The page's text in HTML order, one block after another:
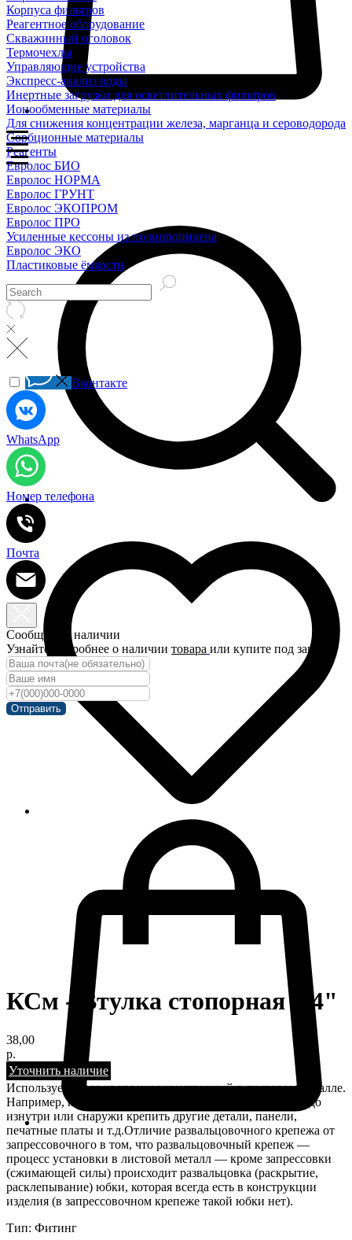
Корпуса фильтров
Реагентное оборудование
Скважинный оголовок
Термочехлы
Управляющие устройства
Экспресс-анализ воды
Инертные загрузки для осветлительных фильтров
Ионообменные материалы
Для снижения концентрации железа, марганца и сероводорода
Сорбционные материалы
Реагенты
Евролос БИО
Евролос НОРМА
Евролос ГРУНТ
Евролос ЭКОПРОМ
Евролос ПРО
Усиленные кессоны из полипропилена
Евролос ЭКО
Пластиковые ёмкости
Вконтакте
WhatsApp
Номер телефона
Почта
Сообщить о наличии
Узнайте подробнее о наличии товара или купите под заказ!
Отправить
КСм - Втулка стопорная 1/4"
38,00
р.
Уточнить наличие
Используется для крепления конструкций в листовом металле.
Например, корпуса любого оборудования, к которым надо
изнутри или снаружи крепить другие детали, панели,
печатные платы и т.д.Отличие развальцовочного крепежа от
запрессовочного в том, что развальцовочный крепеж —
процесс установки в листовой металл — кроме запрессовки
(сжимающей силы) происходит развальцовка (раскрытие,
расклепывание) юбки, которая всегда есть в конструкции
изделия (в запрессовочном крепеже такой юбки нет).
Тип: Фитинг